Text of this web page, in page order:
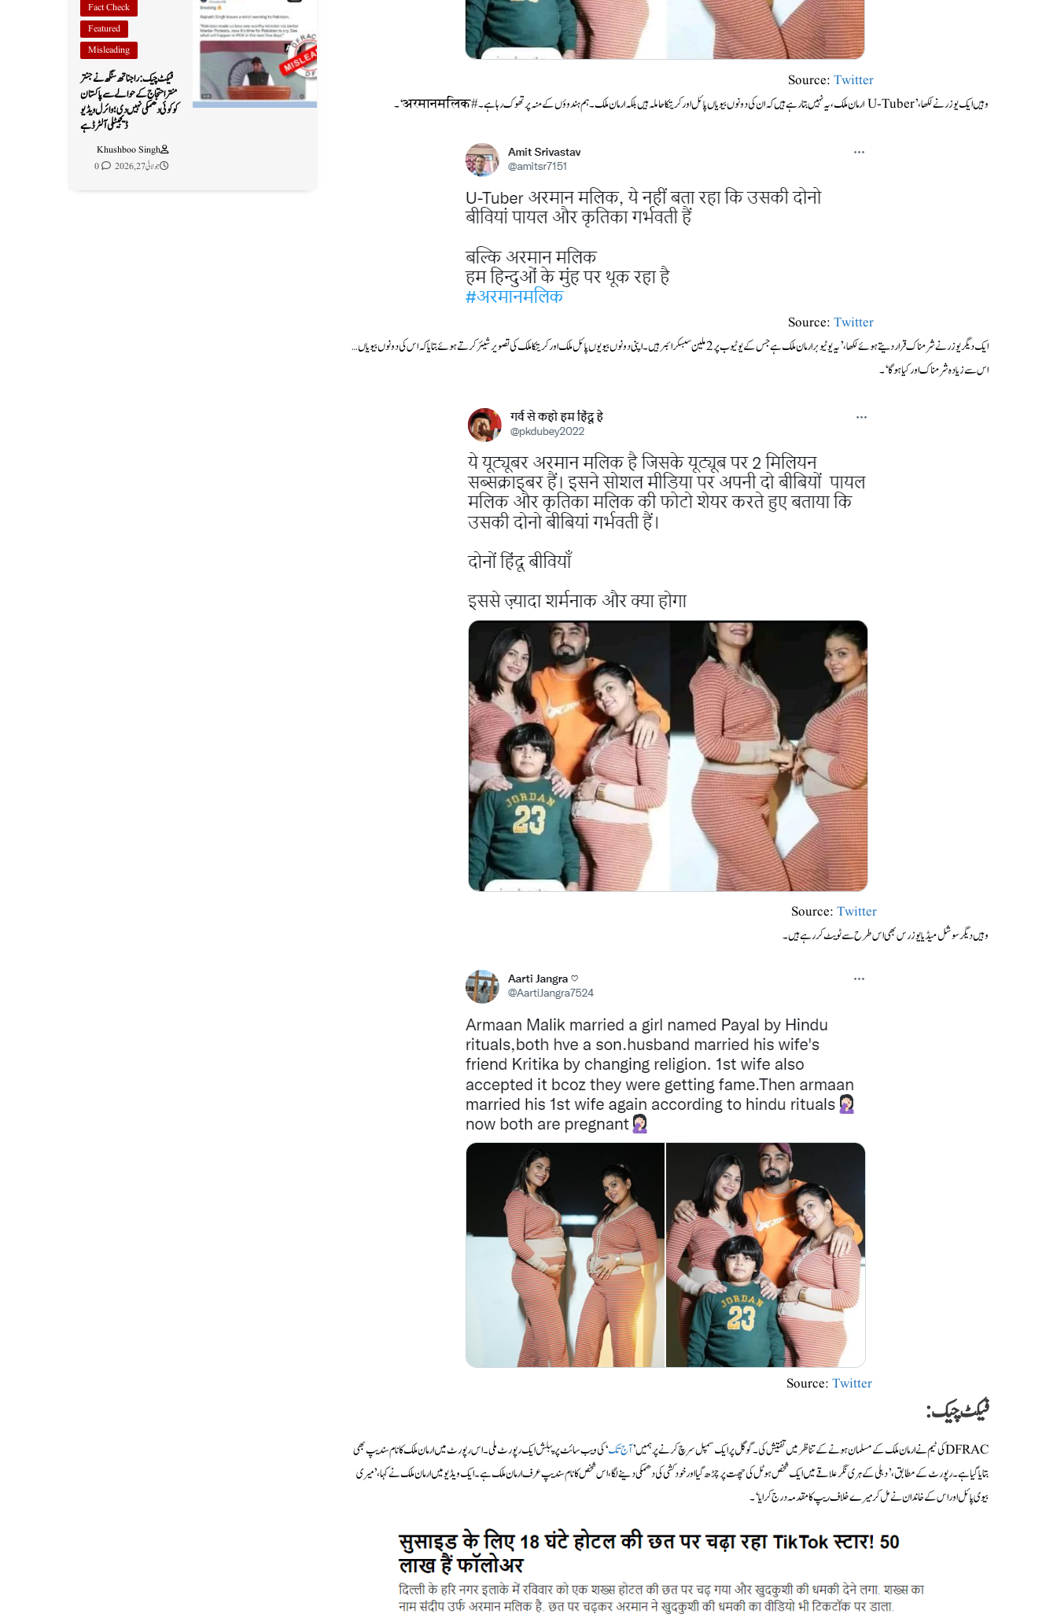
Source: Twitter
وہیں ایک یوزر نے لکھا،’U-Tuber ارمان ملک، یہ نہیں بتا رہے ہیں کہ ان کی دونوں بیویاں پائل اور کریتکا حاملہ ہیں بلکہ ارمان ملک۔ ہم ہندوؤں کے منہ پر تھوک رہا ہے۔#अरमानमलिक‘۔
Source: Twitter
ایک دیگر یوزر نے شرمناک قرار دیتے ہوئے لکھا،’یہ یوٹیوبر ارمان ملک ہے جس کے یوٹیوب پر 2 ملین سبسکرائبر ہیں۔ اپنی دونوں بیویوں پائل ملک اور کریتکا ملک کی تصویر شیئر کرتے ہوئے بتایا کہ اس کی دونوں بیویاں…
اس سے زیادہ شرمناک اور کیا ہوگا‘۔
Source: Twitter
وہیں دیگر سوشل میڈیا یوزرس بھی اس طرح سے ٹویٹ کر رہے ہیں۔
Source: Twitter
فیکٹ چیک:
DFRACکی ٹیم نے ارمان ملک کے مسلمان ہونے کے تناظر میں تفتیش کی۔ گوگل پر ایک سمپل سرچ کرنے پر ہمیں ’ آج تک‘ کی ویب سائٹ پر پبلش ایک رپورٹ ملی۔ اس رپورٹ میں ارمان ملک کا نام سندیپ بھی
بتایا گیا ہے۔ رپورٹ کے مطابق،’دہلی کے ہری نگر علاقے میں ایک شخص ہوٹل کی چھت پر چڑھ گیا اور خودکشی کی دھمکی دینے لگا، اس شخص کا نام سندیپ عرف ارمان ملک ہے۔ ایک ویڈیو میں ارمان ملک نے کہا،’میری
بیوی پائل اور اس کے خاندان نے مل کر میرے خلاف ریپ کا مقدمہ درج کرایا‘۔
Fact Check
Featured
Misleading
فیکٹ چیک: راجناتھ سنگھ نے جنتر
منتر احتجاج کے حوالے سے پاکستان
کو کوئی دھمکی نہیں دی؛ وائرل ویڈیو
ڈیجیٹلی آلٹرڈ ہے
Khushboo Singh
جولائی 27, 2026
0